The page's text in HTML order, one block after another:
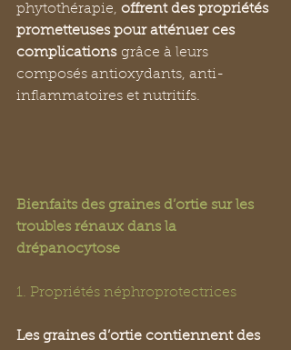
phytothérapie, offrent des propriétés
prometteuses pour atténuer ces
complications grâce à leurs
composés antioxydants, anti-
inflammatoires et nutritifs.
Bienfaits des graines d’ortie sur les
troubles rénaux dans la
drépanocytose
1. Propriétés néphroprotectrices
Les graines d’ortie contiennent des